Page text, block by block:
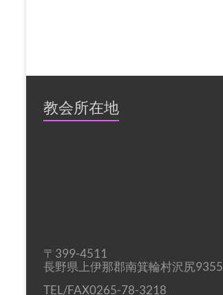
教会所在地
〒399-4511
長野県上伊那郡南箕輪村沢尻9355
TEL/FAX0265-78-3218